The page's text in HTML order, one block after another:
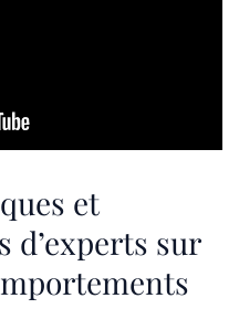
et
d’experts sur